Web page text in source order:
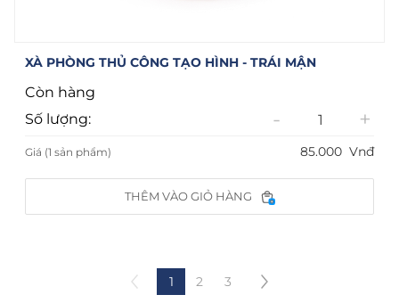
XÀ PHÒNG THỦ CÔNG TẠO HÌNH - TRÁI MẬN
Còn hàng
Số lượng:
- +
Giá (1 sản phẩm) 85.000 Vnđ
THÊM VÀO GIỎ HÀNG
1 2 3